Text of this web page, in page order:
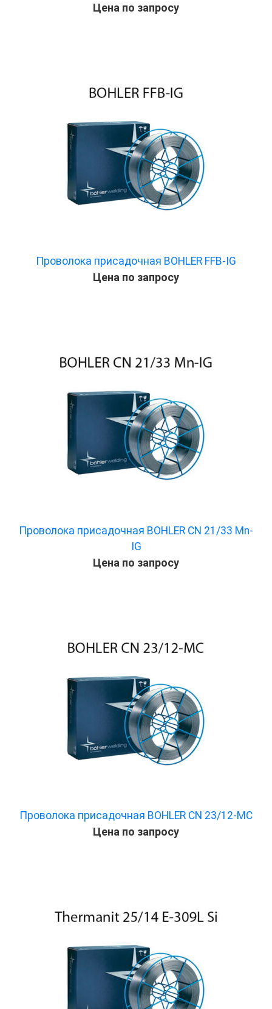
Цена по запросу
Проволока присадочная BOHLER FFB-IG
Цена по запросу
Проволока присадочная BOHLER CN 21/33 Mn-
IG
Цена по запросу
Проволока присадочная BOHLER CN 23/12-MC
Цена по запросу